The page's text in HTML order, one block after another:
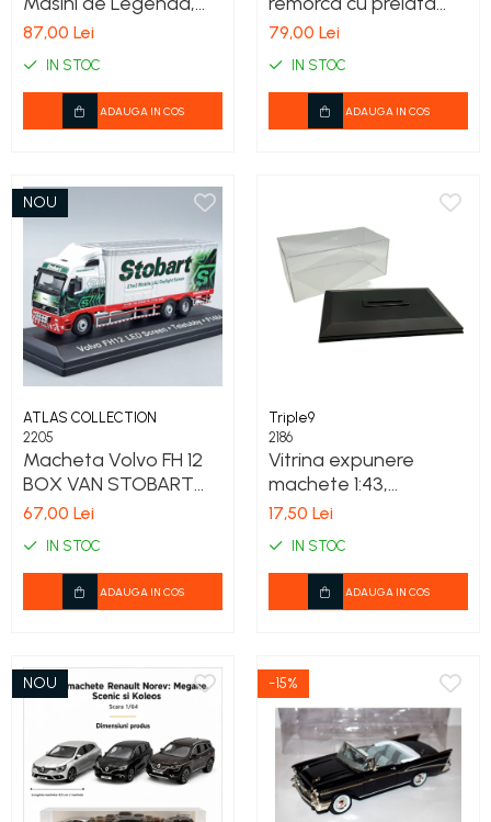
1/43 ATLAS
87,00 Lei
IN STOC
ADAUGA IN COS
Scania T Kerry Jane,
scara 1/76, Atlas
Edition
79,00 Lei
IN STOC
ADAUGA IN COS
NOU
ATLAS COLLECTION
2205
Macheta Volvo FH 12
BOX VAN STOBART
1:76
67,00 Lei
IN STOC
ADAUGA IN COS
Triple9
2186
Vitrina expunere
machete 1:43,
postament negru,
stivuibila, 14.5 x 7.5 x 6
cm
17,50 Lei
IN STOC
ADAUGA IN COS
NOU -15%